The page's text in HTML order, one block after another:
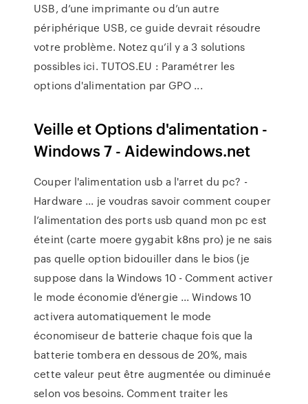
USB, d’une imprimante ou d’un autre
périphérique USB, ce guide devrait résoudre
votre problème. Notez qu’il y a 3 solutions
possibles ici. TUTOS.EU : Paramétrer les
options d'alimentation par GPO ...
Veille et Options d'alimentation -
Windows 7 - Aidewindows.net
Couper l'alimentation usb a l'arret du pc? -
Hardware ... je voudras savoir comment couper
l’alimentation des ports usb quand mon pc est
éteint (carte moere gygabit k8ns pro) je ne sais
pas quelle option bidouiller dans le bios (je
suppose dans la Windows 10 - Comment activer
le mode économie d'énergie ... Windows 10
activera automatiquement le mode
économiseur de batterie chaque fois que la
batterie tombera en dessous de 20%, mais
cette valeur peut être augmentée ou diminuée
selon vos besoins. Comment traiter les